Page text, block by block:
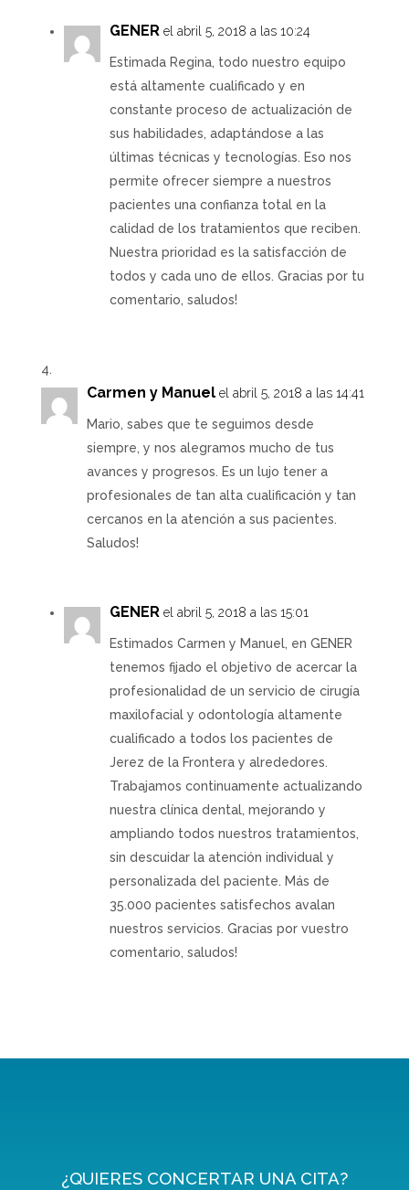
GENER el abril 5, 2018 a las 10:24
Estimada Regina, todo nuestro equipo
está altamente cualificado y en
constante proceso de actualización de
sus habilidades, adaptándose a las
últimas técnicas y tecnologías. Eso nos
permite ofrecer siempre a nuestros
pacientes una confianza total en la
calidad de los tratamientos que reciben.
Nuestra prioridad es la satisfacción de
todos y cada uno de ellos. Gracias por tu
comentario, saludos!
Carmen y Manuel el abril 5, 2018 a las 14:41
Mario, sabes que te seguimos desde
siempre, y nos alegramos mucho de tus
avances y progresos. Es un lujo tener a
profesionales de tan alta cualificación y tan
cercanos en la atención a sus pacientes.
Saludos!
GENER el abril 5, 2018 a las 15:01
Estimados Carmen y Manuel, en GENER
tenemos fijado el objetivo de acercar la
profesionalidad de un servicio de cirugía
maxilofacial y odontología altamente
cualificado a todos los pacientes de
Jerez de la Frontera y alrededores.
Trabajamos continuamente actualizando
nuestra clínica dental, mejorando y
ampliando todos nuestros tratamientos,
sin descuidar la atención individual y
personalizada del paciente. Más de
35.000 pacientes satisfechos avalan
nuestros servicios. Gracias por vuestro
comentario, saludos!
¿QUIERES CONCERTAR UNA CITA?